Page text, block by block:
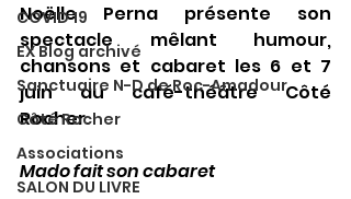
COVID 19
EX Blog archivé
Sanctuaire N-D de Roc-Amadour
Côté Rocher
Associations
SALON DU LIVRE
Noëlle Perna présente son
spectacle mêlant humour,
chansons et cabaret les 6 et 7
juin au café-théâtre Côté
Rocher.
Mado fait son cabaret